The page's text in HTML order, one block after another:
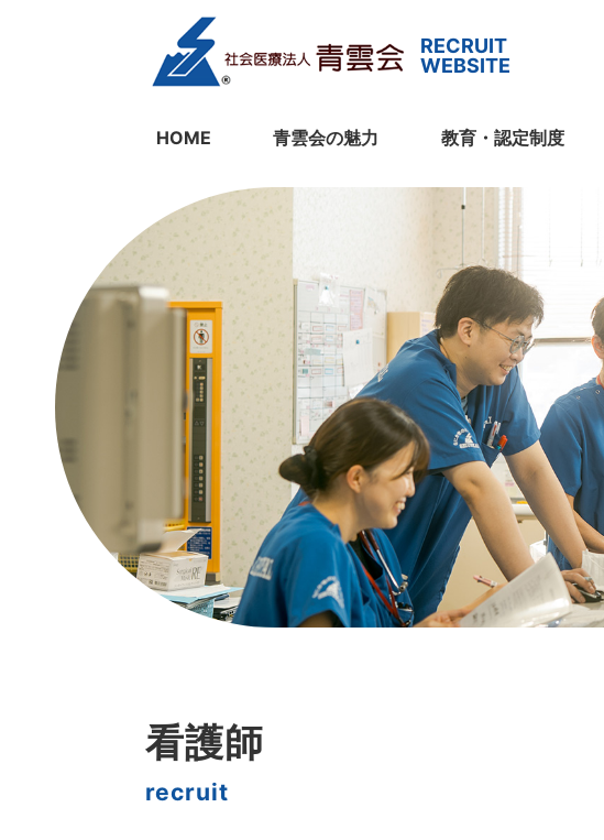
HOME 青雲会の魅力 教育・認定制度
看護師